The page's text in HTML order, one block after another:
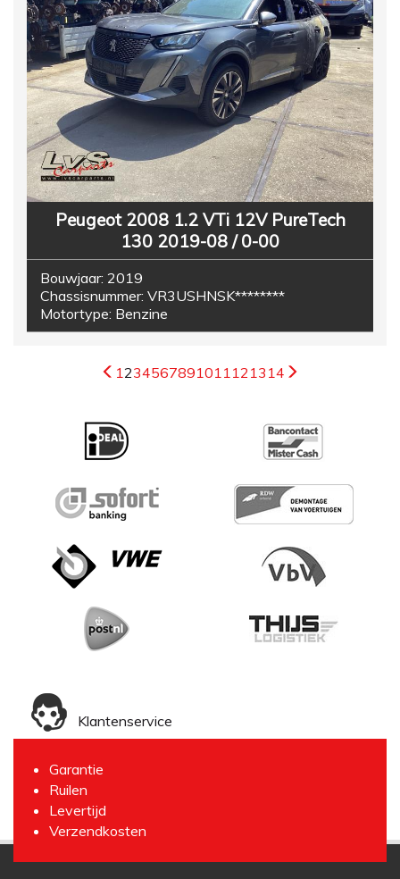
Peugeot 2008 1.2 VTi 12V PureTech
130 2019-08 / 0-00
Bouwjaar: 2019
Chassisnummer: VR3USHNSK********
Motortype: Benzine
123456789101112 13 14
Klantenservice
Garantie
Ruilen
Levertijd
Verzendkosten